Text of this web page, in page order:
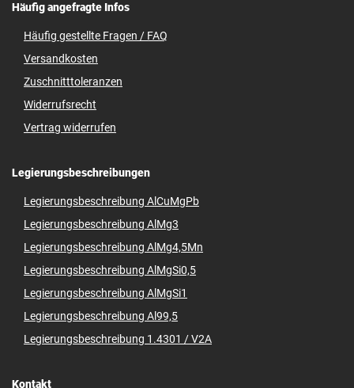
Häufig angefragte Infos
Häufig gestellte Fragen / FAQ
Versandkosten
Zuschnitttoleranzen
Widerrufsrecht
Vertrag widerrufen
Legierungsbeschreibungen
Legierungsbeschreibung AlCuMgPb
Legierungsbeschreibung AlMg3
Legierungsbeschreibung AlMg4,5Mn
Legierungsbeschreibung AlMgSi0,5
Legierungsbeschreibung AlMgSi1
Legierungsbeschreibung Al99,5
Legierungsbeschreibung 1.4301 / V2A
Kontakt